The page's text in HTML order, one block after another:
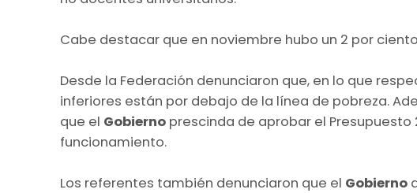
Cabe destacar que en noviembre hubo un 2 por
Desde la Federación denunciaron que, en lo que
inferiores están por debajo de la línea de pobreza.
que el Gobierno prescinda de aprobar el
funcionamiento.
Los referentes también denunciaron que el Gobierno